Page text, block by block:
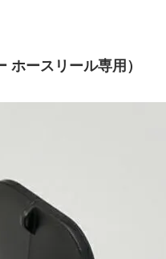
ホースリール専用）